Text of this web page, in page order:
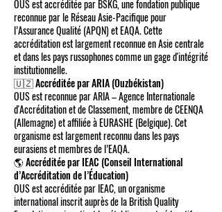
OUS est accréditée par BSKG, une fondation publique
reconnue par le Réseau Asie-Pacifique pour
l’Assurance Qualité (APQN) et EAQA. Cette
accréditation est largement reconnue en Asie centrale
et dans les pays russophones comme un gage d'intégrité
institutionnelle.
🇺🇿 Accréditée par ARIA (Ouzbékistan)
OUS est reconnue par ARIA – Agence Internationale
d'Accréditation et de Classement, membre de CEENQA
(Allemagne) et affiliée à EURASHE (Belgique). Cet
organisme est largement reconnu dans les pays
eurasiens et membres de l’EAQA.
🌎 Accréditée par IEAC (Conseil International
d’Accréditation de l’Éducation)
OUS est accréditée par IEAC, un organisme
international inscrit auprès de la British Quality